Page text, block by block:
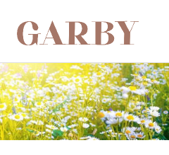
Skip
to
content